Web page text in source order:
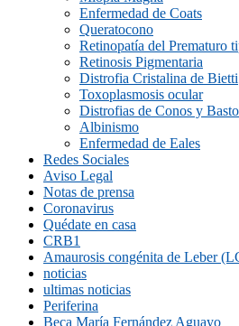
Enfermedad de Coats
Queratocono
Retinopatí­a del Prematuro
Retinosis Pigmentaria
Distrofia Cristalina de Bietti
Toxoplasmosis ocular
Distrofias de Conos y
Albinismo
Enfermedad de Eales
Redes Sociales
Aviso Legal
Notas de prensa
Coronavirus
Quédate en casa
CRB1
Amaurosis congénita de Leber
noticias
ultimas noticias
Periferina
Beca María Fernández Aguayo